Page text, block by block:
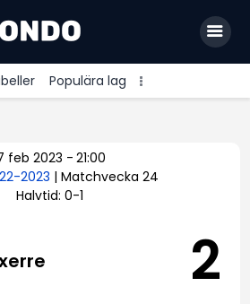
Populära lag
feb 2023 - 21:00
2023 | Matchvecka 24
Halvtid: 0-1
2